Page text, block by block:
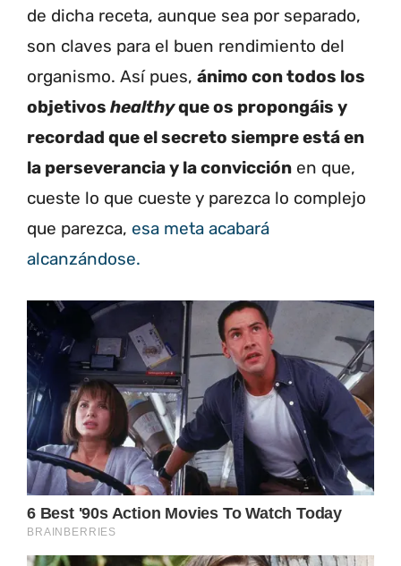
de dicha receta, aunque sea por separado,
son claves para el buen rendimiento del
organismo. Así pues, ánimo con todos los
objetivos healthyque os propongáis y
recordad que el secreto siempre está en
la perseverancia y la convicción en que,
cueste lo que cueste y parezca lo complejo
que parezca, esa meta acabará
alcanzándose.